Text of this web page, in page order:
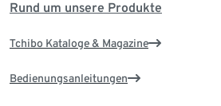
Rund um unsere Produkte
Tchibo Kataloge & Magazine
Bedienungsanleitungen